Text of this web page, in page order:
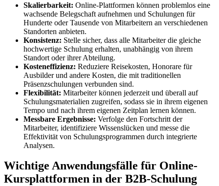
Skalierbarkeit: Online-Plattformen können problemlos eine
wachsende Belegschaft aufnehmen und Schulungen für
Hunderte oder Tausende von Mitarbeitern an verschiedenen
Standorten anbieten.
Konsistenz: Stelle sicher, dass alle Mitarbeiter die gleiche
hochwertige Schulung erhalten, unabhängig von ihrem
Standort oder ihrer Abteilung.
Kosteneffizienz: Reduziere Reisekosten, Honorare für
Ausbilder und andere Kosten, die mit traditionellen
Präsenzschulungen verbunden sind.
Flexibilität: Mitarbeiter können jederzeit und überall auf
Schulungsmaterialien zugreifen, sodass sie in ihrem eigenen
Tempo und nach ihrem eigenen Zeitplan lernen können.
Messbare Ergebnisse: Verfolge den Fortschritt der
Mitarbeiter, identifiziere Wissenslücken und messe die
Effektivität von Schulungsprogrammen durch integrierte
Analysen.
Wichtige Anwendungsfälle für Online-
Kursplattformen in der B2B-Schulung